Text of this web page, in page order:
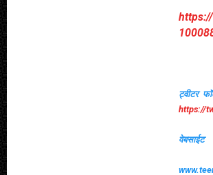
ट्वीटर
https://
वेबसाईट